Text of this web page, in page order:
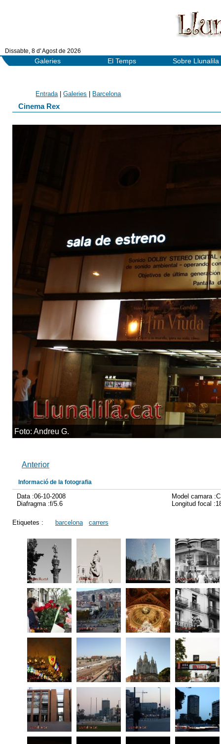
Dissabte, 8 d' Agost de 2026
Galeries El Temps Sobre Llunalila
Entrada|Galeries Barcelona
Cinema Rex
Foto: Andreu G.
Anterior
Informació de la fotografia
Data :06-10-2008
Model camara
Diafragma :f/5.6
Longitud focal
Etiquetes : barcelona carrers